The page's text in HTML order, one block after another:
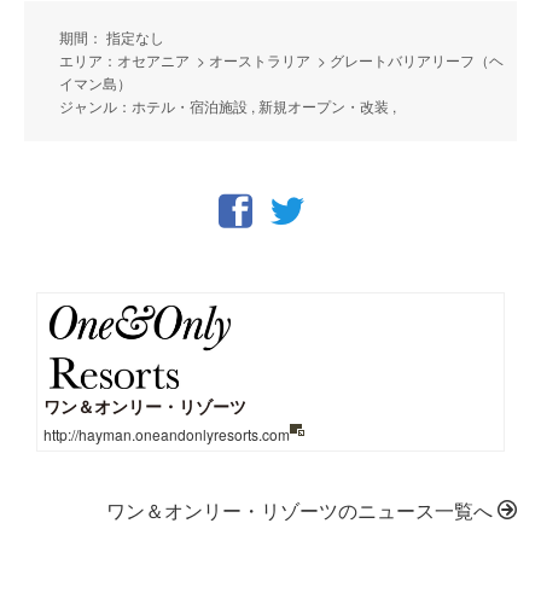
期間： 指定なし
エリア：オセアニア > オーストラリア > グレートバリアリーフ（ヘ
イマン島）
ジャンル：ホテル・宿泊施設 , 新規オープン・改装 ,
ワン＆オンリー・リゾーツ
http://hayman.oneandonlyresorts.com
ワン＆オンリー・リゾーツのニュース一覧へ